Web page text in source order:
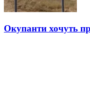
Окупанти хочуть